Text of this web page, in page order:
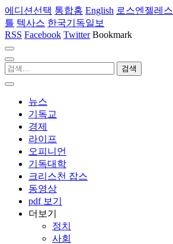
에디션선택 통합홈 English 로스엔젤레스
틀 텍사스 한국기독일보
RSS Facebook Twitter Bookmark
뉴스
기독교
경제
라이프
오피니언
기독대학
크리스천 잡스
동영상
pdf 보기
더보기
정치
사회